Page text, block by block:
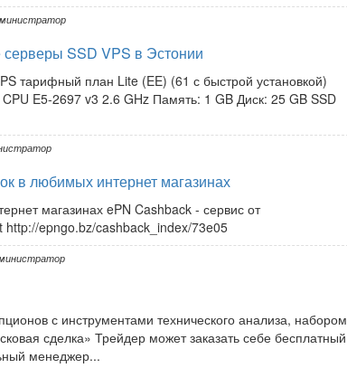
SSD VPS в Эстонии
тарифный план Lite (EE) (61 с быстрой установкой)
E5-2697 v3 2.6 GHz Память: 1 GB Диск: 25 GB SSD
в любимых интернет магазинах
магазинах ePN Cashback - сервис от
epngo.bz/cashback_index/73e05
с инструментами технического анализа, набором
сделка» Трейдер может заказать себе бесплатный
менеджер...